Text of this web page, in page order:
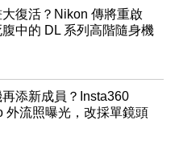
復活？Nikon 傳將重啟
中的 DL 系列高階隨身機
添新成員？Insta360
外流照曝光，改採單鏡頭